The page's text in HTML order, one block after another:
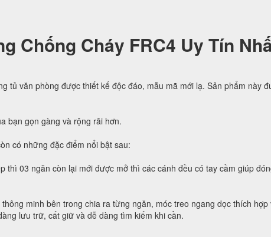
Chống Cháy FRC4 Uy Tín
tủ văn phòng được thiết kế độc đáo, mẫu mã mới lạ. Sản phẩm này
bạn gọn gàng và rộng rãi hơn.
có những đặc điểm nổi bật sau:
thì 03 ngăn còn lại mới được mở thì các cánh đều có tay cầm giúp
minh bên trong chia ra từng ngăn, móc treo ngang dọc thích hợp
lưu trữ, cất giữ và dễ dàng tìm kiếm khi cần.